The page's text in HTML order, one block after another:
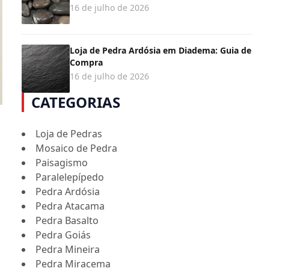
16 de julho de 2026
Loja de Pedra Ardósia em Diadema: Guia de
Compra
16 de julho de 2026
CATEGORIAS
Loja de Pedras
Mosaico de Pedra
Paisagismo
Paralelepípedo
Pedra Ardósia
Pedra Atacama
Pedra Basalto
Pedra Goiás
Pedra Mineira
Pedra Miracema